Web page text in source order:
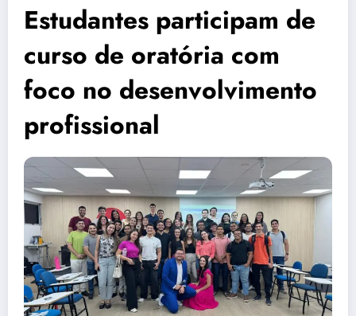
Estudantes participam de
curso de oratória com
foco no desenvolvimento
profissional